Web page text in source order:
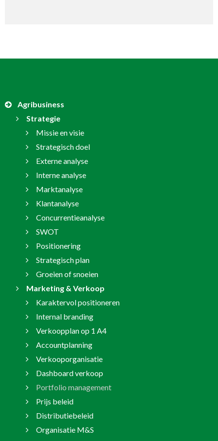
Agribusiness
Strategie
Missie en visie
Strategisch doel
Externe analyse
Interne analyse
Marktanalyse
Klantanalyse
Concurrentieanalyse
SWOT
Positionering
Strategisch plan
Groeien of snoeien
Marketing & Verkoop
Karaktervol positioneren
Internal branding
Verkoopplan op 1 A4
Accountplanning
Verkooporganisatie
Dashboard verkoop
Portfolio management
Prijs beleid
Distributiebeleid
Organisatie M&S